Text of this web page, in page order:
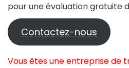
pour une évaluation gratuite
Contactez-nous
Vous êtes une entreprise de